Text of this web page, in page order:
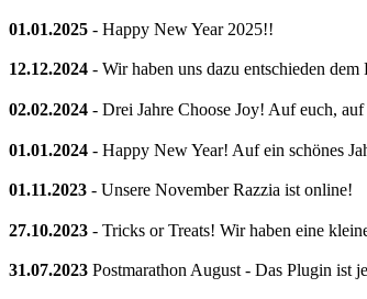
01.01.2025 - Happy New Year 2025!!
12.12.2024 - Wir haben uns dazu entschieden
02.02.2024 - Drei Jahre Choose Joy! Auf euch,
01.01.2024 - Happy New Year! Auf ein schönes
01.11.2023 - Unsere November Razzia ist online!
27.10.2023 - Tricks or Treats! Wir haben eine
31.07.2023 Postmarathon August - Das Plugin ist